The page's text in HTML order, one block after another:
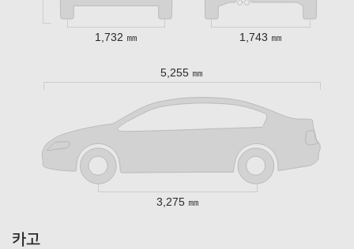
1,732 ㎜ 1,743 ㎜
5,255 ㎜
3,275 ㎜
카고